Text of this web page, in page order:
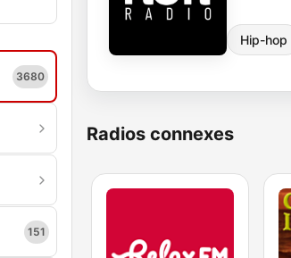
3680
151
Hip-hop
Radios connexes